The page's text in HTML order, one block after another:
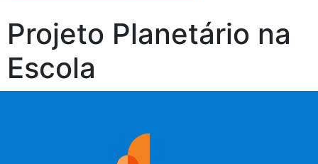
Projeto Planetário na
Escola